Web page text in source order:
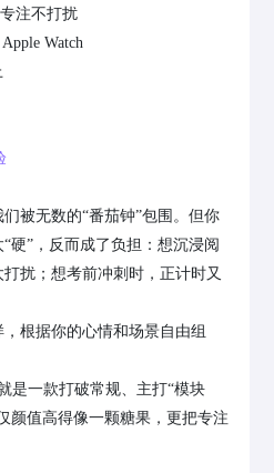
注不打扰
Watch
被无数的“番茄钟”包围。但你
硬”，反而成了负担：想沉浸阅
扰；想考前冲刺时，正计时又
根据你的心情和场景自由组
就是一款打破常规、主打“模块
颜值高得像一颗糖果，更把专注